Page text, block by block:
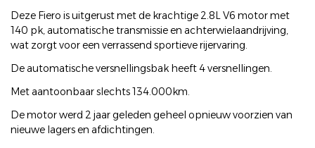
Deze Fiero is uitgerust met de krachtige 2.8L V6 motor met
140 pk, automatische transmissie en achterwielaandrijving,
wat zorgt voor een verrassend sportieve rijervaring.
De automatische versnellingsbak heeft 4 versnellingen.
Met aantoonbaar slechts 134.000km.
De motor werd 2 jaar geleden geheel opnieuw voorzien van
nieuwe lagers en afdichtingen.